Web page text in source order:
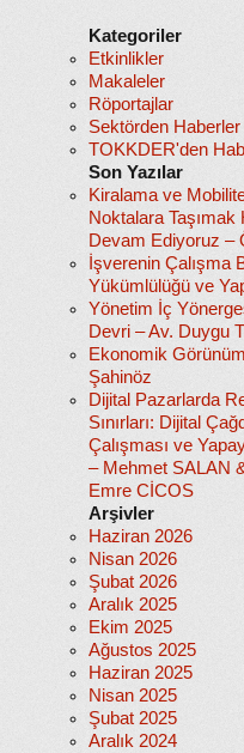
Kategoriler
Etkinlikler
Makaleler
Röportajlar
Sektörden Haberler
TOKKDER'den
Son Yazılar
Kiralama ve
Noktalara
Devam Ediyoruz –
İşverenin Çalışma
Yükümlülüğü ve
Yönetim İç
Devri – Av. Duygu
Ekonomik
Şahinöz
Dijital Pazarlarda
Sınırları: Dijital
Çalışması ve
– Mehmet SALAN
Emre CİCOS
Arşivler
Haziran 2026
Nisan 2026
Şubat 2026
Aralık 2025
Ekim 2025
Ağustos 2025
Haziran 2025
Nisan 2025
Şubat 2025
Aralık 2024